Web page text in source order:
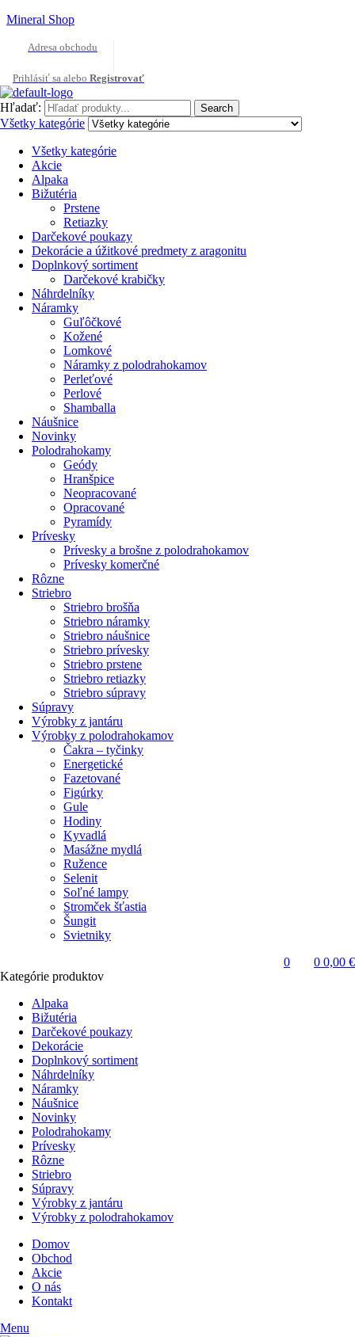
Mineral Shop
Adresa obchodu
Prihlásiť sa alebo Registrovať
Hľadať: Search
Všetky kategórie
Všetky kategórie
Akcie
Alpaka
Bižutéria
Prstene
Retiazky
Darčekové poukazy
Dekorácie a úžitkové predmety z aragonitu
Doplnkový sortiment
Darčekové krabičky
Náhrdelníky
Náramky
Guľôčkové
Kožené
Lomkové
Náramky z polodrahokamov
Perleťové
Perlové
Shamballa
Náušnice
Novinky
Polodrahokamy
Geódy
Hranšpice
Neopracované
Opracované
Pyramídy
Prívesky
Prívesky a brošne z polodrahokamov
Prívesky komerčné
Rôzne
Striebro
Striebro brošňa
Striebro náramky
Striebro náušnice
Striebro prívesky
Striebro prstene
Striebro retiazky
Striebro súpravy
Súpravy
Výrobky z jantáru
Výrobky z polodrahokamov
Čakra – tyčinky
Energetické
Fazetované
Figúrky
Gule
Hodiny
Kyvadlá
Masážne mydlá
Ružence
Selenit
Soľné lampy
Stromček šťastia
Šungit
Svietniky
0
0 0,00 €
Kategórie produktov
Alpaka
Bižutéria
Darčekové poukazy
Dekorácie
Doplnkový sortiment
Náhrdelníky
Náramky
Náušnice
Novinky
Polodrahokamy
Prívesky
Rôzne
Striebro
Súpravy
Výrobky z jantáru
Výrobky z polodrahokamov
Domov
Obchod
Akcie
O nás
Kontakt
Menu